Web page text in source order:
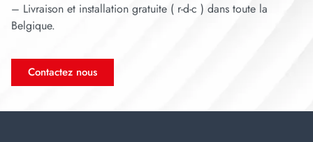
– Livraison et installation gratuite ( r-d-c ) dans toute la
Belgique.
Contactez nous